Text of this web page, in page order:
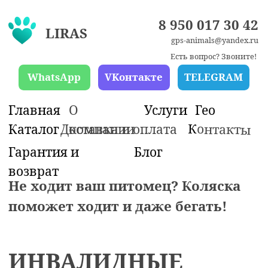
LIRAS gps-animals@yandex.ru
8 950 017 30 42
ИНВАЛИДНЫЕ
КОЛЯСКИ
для собак на задние
часов и отправкой в
TELEGRAM
О
компании
Доставка и оплата Контакты
Не ходит ваш питомец? Коляска
поможет ходит и даже бегать!
Есть вопрос? Звоните!
Главная Услуги Гео
Гарантия и
возврат
Каталог